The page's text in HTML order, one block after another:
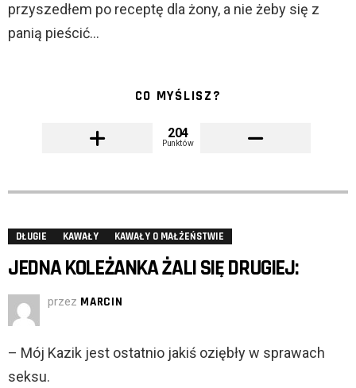
przyszedłem po receptę dla żony, a nie żeby się z
panią pieścić…
CO MYŚLISZ?
204
Punktów
DŁUGIE KAWAŁY KAWAŁY O MAŁŻEŃSTWIE
JEDNA KOLEŻANKA ŻALI SIĘ DRUGIEJ:
przez MARCIN
– Mój Kazik jest ostatnio jakiś oziębły w sprawach
seksu.